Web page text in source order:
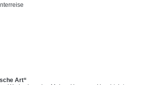
Art“